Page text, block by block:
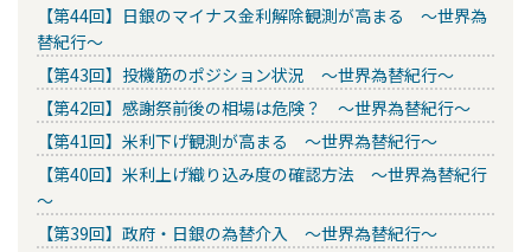
【第44回】日銀のマイナス金利解除観測が高まる ～世界為
替紀行～
【第43回】投機筋のポジション状況 ～世界為替紀行～
【第42回】感謝祭前後の相場は危険？ ～世界為替紀行～
【第41回】米利下げ観測が高まる ～世界為替紀行～
【第40回】米利上げ織り込み度の確認方法 ～世界為替紀行
～
【第39回】政府・日銀の為替介入 ～世界為替紀行～